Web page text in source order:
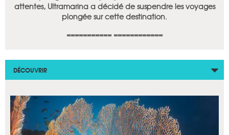
attentes, Ultramarina a décidé de suspendre les voyages
plongée sur cette destination.
=========== ============
DÉCOUVRIR